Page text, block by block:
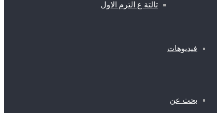
تالتة ع الترم الاول
فيديوهات
بحث عن